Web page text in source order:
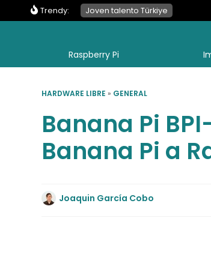
Raspberry Pi
Trendy: Joven talento Türkiye
HARDWARE LIBRE » GENERAL
Banana Pi
Banana Pi a
Joaquin García Cobo